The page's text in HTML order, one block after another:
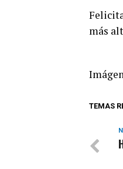
más
TEMAS